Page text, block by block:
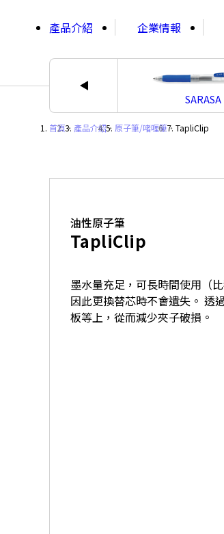
產品介紹
企業情報
SARASA
首頁・ 產品介紹・ 原子筆/啫喱筆・ TapliClip
油性原子筆
TapliClip
墨水量充足，可長時間使用（
因此更換替芯時不會遺失。 透
板等上，從而減少夾子破損。